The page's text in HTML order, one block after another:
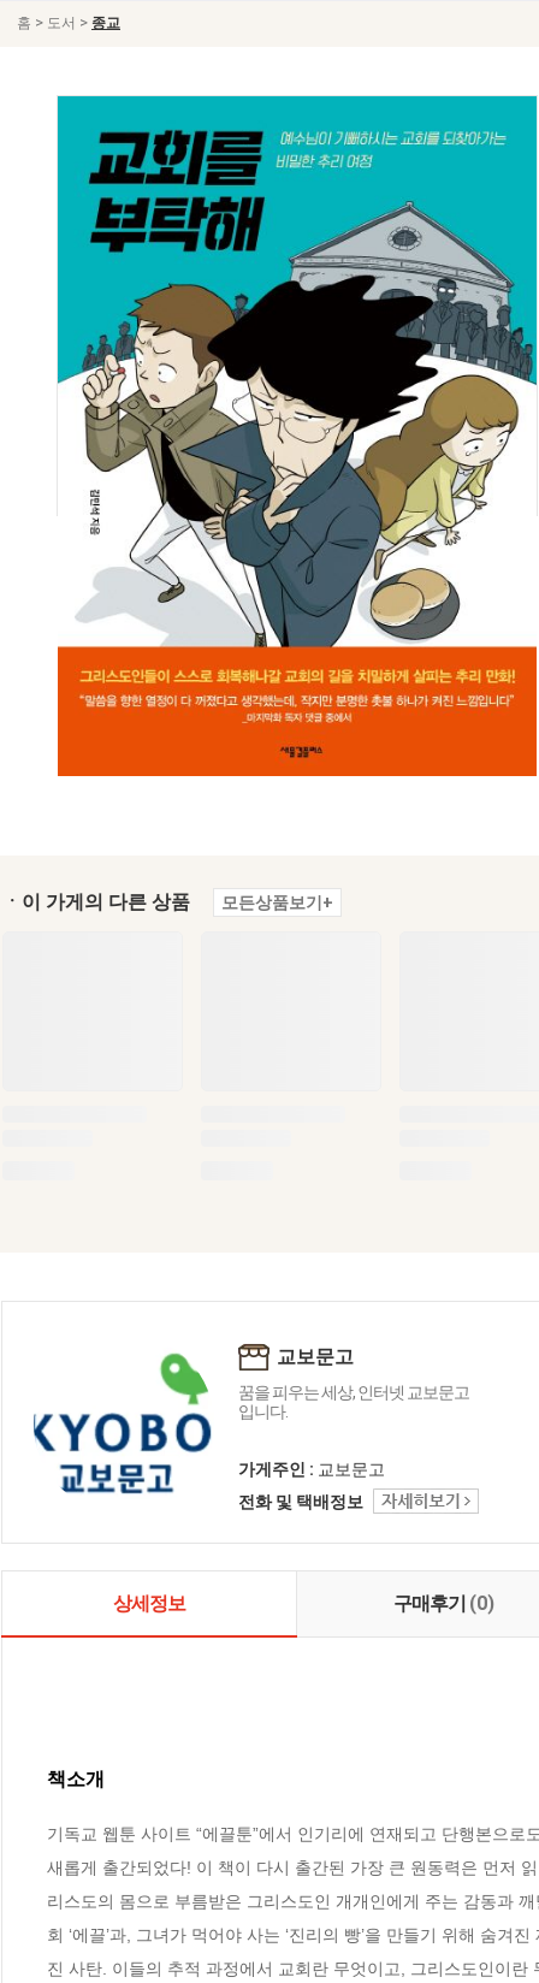
홈 > 도서 > 종교
ㆍ이 가게의 다른 상품 모든상품보기+
교보문고
꿈을 피우는 세상, 인터넷 교보문고
입니다.
가게주인 : 교보문고
전화 및 택배정보
상세정보 구매후기 (0)
책소개
기독교 웹툰 사이트 “에끌툰”에서 인기리에 연재되고 단행본으
새롭게 출간되었다! 이 책이 다시 출간된 가장 큰 원동력은 먼저
리스도의 몸으로 부름받은 그리스도인 개개인에게 주는 감동과
회 ‘에끌’과, 그녀가 먹어야 사는 ‘진리의 빵’을 만들기 위해 숨겨
진 사탄. 이들의 추적 과정에서 교회란 무엇이고, 그리스도인이